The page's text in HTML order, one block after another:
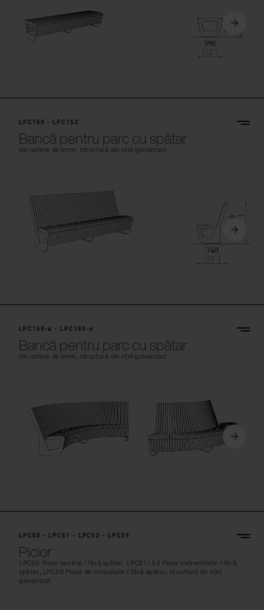
LPC150 - LPC152
Bancă pentru parc cu spătar
din lamele de lemn, structură din oțel galvanizat
LPC150-a - LPC150-e
Bancă pentru parc cu spătar
din lamele de lemn, structură din oțel galvanizat
LPC50 - LPC51 - LPC52 - LPC59
Picior
LPC50 Picior central / fără spătar, LPC51 / 52 Picior extremitate / fără
spătar, LPC59 Picior de conexiune / fără spătar, structură de oțel
galvanizat